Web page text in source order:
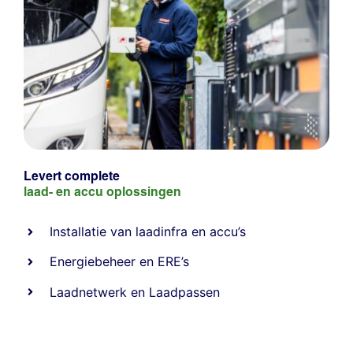
Levert complete
laad- en accu oplossingen
Installatie van laadinfra en accu’s
Energiebeheer en ERE’s
Laadnetwerk en Laadpassen